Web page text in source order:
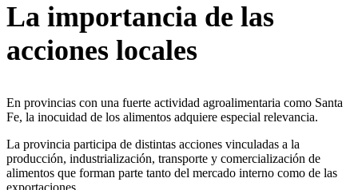
La importancia de las
acciones locales
En provincias con una fuerte actividad agroalimentaria como Santa
Fe, la inocuidad de los alimentos adquiere especial relevancia.
La provincia participa de distintas acciones vinculadas a la
producción, industrialización, transporte y comercialización de
alimentos que forman parte tanto del mercado interno como de las